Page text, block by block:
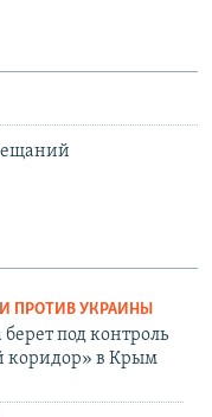
ПРОТИВ УКРАИНЫ
под контроль
коридор» в Крым